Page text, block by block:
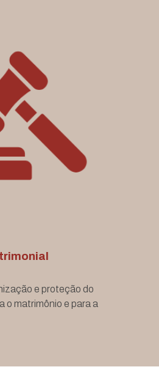
e proteção do
o matrimônio e para a